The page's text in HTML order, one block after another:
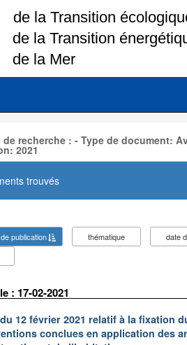
de recherche : - Type de document:
2021
trouvés
publication thématique
date
: 17-02-2021
12 février 2021 relatif à la fixation
conclues en application des